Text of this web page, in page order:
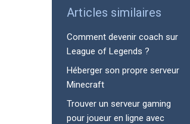
Articles similaires
Comment devenir coach sur
League of Legends ?
Héberger son propre serveur
Minecraft
Trouver un serveur gaming
pour joueur en ligne avec